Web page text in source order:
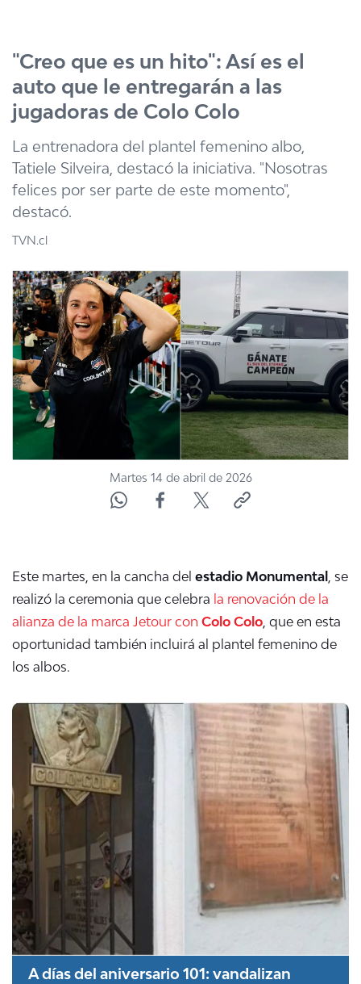
"Creo que es un hito": Así es el
auto que le entregarán a las
jugadoras de Colo Colo
La entrenadora del plantel femenino albo,
Tatiele Silveira, destacó la iniciativa. "Nosotras
felices por ser parte de este momento",
destacó.
TVN.cl
Martes 14 de abril de 2026
Este martes, en la cancha del estadio Monumental , se
realizó la ceremonia que celebra la renovación de la
alianza de la marca Jetour con Colo Colo, que en esta
oportunidad también incluirá al plantel femenino de
los albos.
A días del aniversario 101: vandalizan